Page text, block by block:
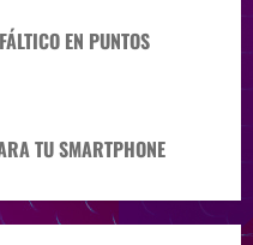
EN PUNTOS
TU SMARTPHONE